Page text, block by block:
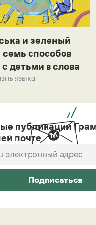
и зеленый
способов
с детьми в слова
языка
публикации
почте
Подписаться